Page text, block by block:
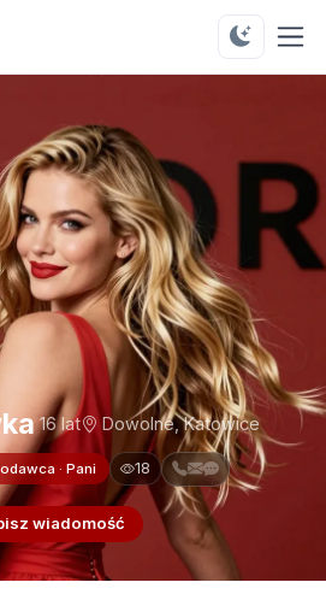
16 lat Dowolne, Katowice
· Pani 18
wiadomość